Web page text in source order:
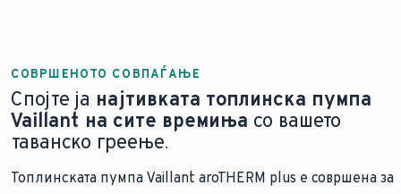
СОВРШЕНОТО СОВПАЃАЊЕ
Спојте ја најтивката топлинска пумпа
Vaillant на сите времиња со вашето
таванско греење.
Топлинската пумпа Vaillant aroTHERM plus е совршена за